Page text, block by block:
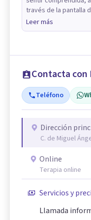
través de la pantalla
Leer más
Contacta con
Teléfono
Dirección
C. de Miguel
Online
Terapia online
Servicios y
Llamada